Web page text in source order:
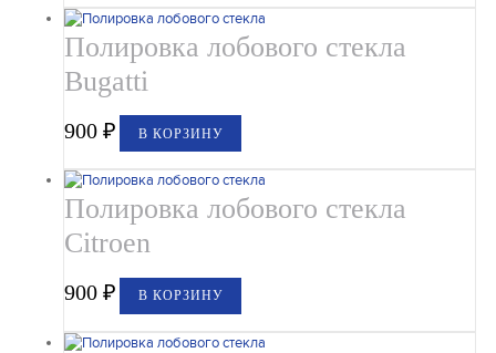
Полировка лобового стекла
Bugatti
900₽ В КОРЗИНУ
Полировка лобового стекла
Citroen
900₽ В КОРЗИНУ